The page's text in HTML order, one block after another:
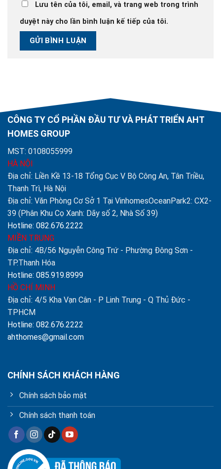
Lưu tên của tôi, email, và trang web trong trình
duyệt này cho lần bình luận kế tiếp của tôi.
CÔNG TY CỔ PHẦN ĐẦU TƯ VÀ PHÁT TRIỂN AHT
HOMES GROUP
MST: 0108055999
HÀ NỘI
Địa chỉ: Liền Kề 13-18 Tổng Cục V Bộ Công An, Tân Triều,
Thanh Trì, Hà Nội
Địa chỉ: Văn Phòng Cơ Sở 1 Tại VinhomesOceanPark2: CX2-
39 (Phân Khu Cọ Xanh: Dãy số 2, Nhà Số 39)
Hotline: 082.676.2222
MIỀN TRUNG
Địa chỉ: 4B/56 Nguyễn Công Trứ - Phường Đông Sơn -
TP.Thanh Hóa
Hotline: 085.919.8999
HỒ CHÍ MINH
Địa chỉ: 4/5 Kha Vạn Cân - P Linh Trung - Q Thủ Đức -
TPHCM
Hotline: 082.676.2222
ahthomes@gmail.com
CHÍNH SÁCH KHÁCH HÀNG
Chính sách bảo mật
Chính sách thanh toán